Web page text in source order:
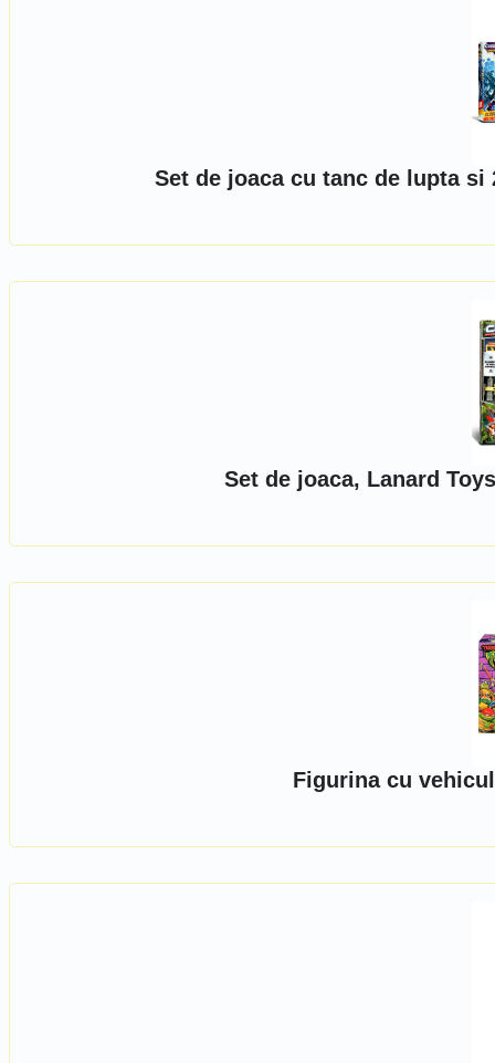
Set de joaca cu tanc de lupta
Set de joaca, Lanard
Figurina cu